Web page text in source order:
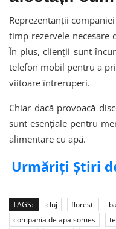
Reprezentanții
timp rezervele necesare
În plus, clienții sunt
telefon mobil pentru a
viitoare întreruperi.
Chiar dacă provoacă
sunt esențiale pentru
alimentare cu apă.
Urmăriți Știri
TAGS: cluj floresti
compania de apa somes